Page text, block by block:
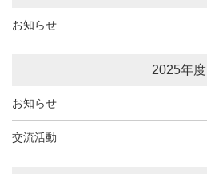
お知らせ
2025年度
お知らせ
交流活動